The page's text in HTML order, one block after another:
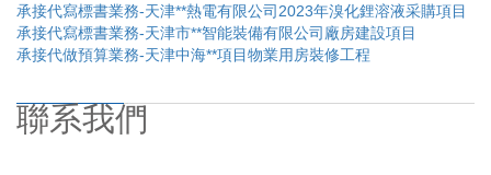
承接代寫標書業務-天津**熱電有限公司2023年溴化鋰溶液采購項目
承接代寫標書業務-天津市**智能裝備有限公司廠房建設項目
承接代做預算業務-天津中海**項目物業用房裝修工程
聯系我們